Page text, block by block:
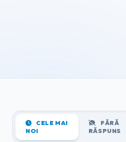
CELE MAI
NOI
FĂRĂ
RĂSPUNS